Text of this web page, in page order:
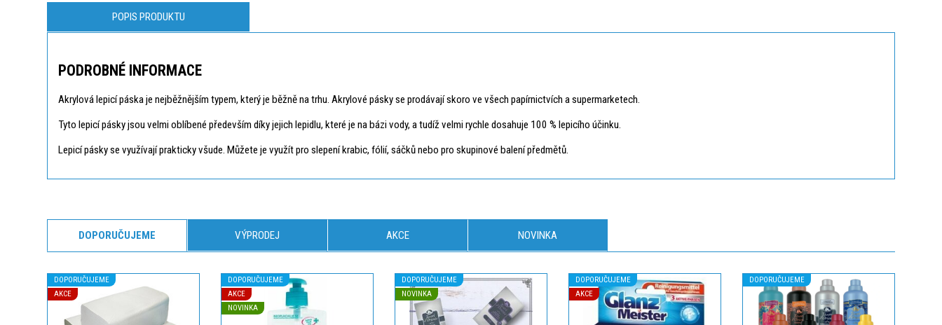
POPIS PRODUKTU
PODROBNÉ INFORMACE
Akrylová lepicí páska je nejběžnějším typem, který je běžně na trhu. Akrylové pásky se prodávají skoro ve všech papírnictvích a supermarketech.
Tyto lepicí pásky jsou velmi oblíbené především díky jejich lepidlu, které je na bázi vody, a tudíž velmi rychle dosahuje 100 % lepicího účinku.
Lepicí pásky se využívají prakticky všude. Můžete je využít pro slepení krabic, fólií, sáčků nebo pro skupinové balení předmětů.
DOPORUČUJEME VÝPRODEJ AKCE NOVINKA
DOPORUČUJEME
AKCE
DOPORUČUJEME
AKCE
NOVINKA
DOPORUČUJEME
NOVINKA
DOPORUČUJEME
AKCE
DOPORUČUJEME